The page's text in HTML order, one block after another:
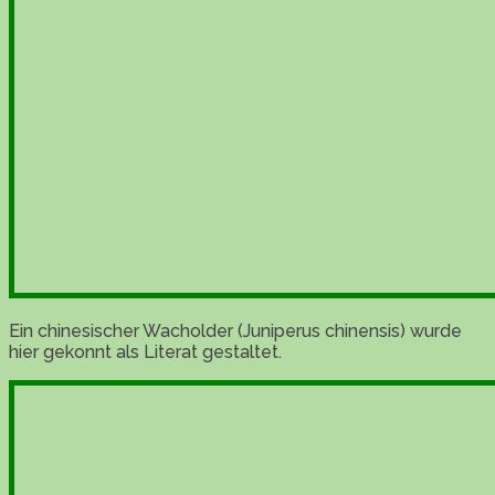
Ein chinesischer Wacholder (Juniperus chinensis) wurde
hier gekonnt als Literat gestaltet.